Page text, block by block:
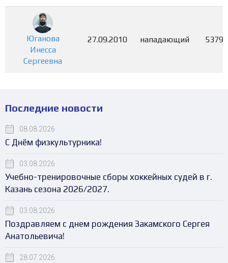
Юганова
Инесса
Сергеевна
27.09.2010 нападающий 5379
Последние новости
08.08.2026
С Днём физкультурника!
03.08.2026
Учебно-тренировочные сборы хоккейных судей в г.
Казань сезона 2026/2027.
03.08.2026
Поздравляем с днем рождения Закамского Сергея
Анатольевича!
28.07.2026